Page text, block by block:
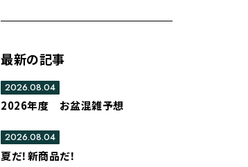
最新の記事
2026年度 お盆混雑予想
2026.08.04
夏だ！新商品だ！
2026.08.04